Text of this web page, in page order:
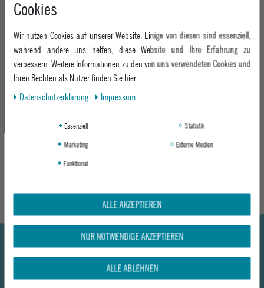
Innenliegende Taschen für Kabel und Ladegeräte
Großes Front-Organizerfach
Seperates Front Schuh-Fach
Zwei große seitliche RV-Taschen
Höhenverstellbarer Brustgurt
Komfortable ergonomische Schulterstraps
Premium Urban Fashion Stoff
Material: 100% Polyester
MEHR INFORMATIONEN ZUM EU VERANTWORTLICHEN »
Cookies
Wir nutzen Cookies auf unserer Website. Einige von diesen sind essenziell,
während andere uns helfen, diese Website und Ihre Erfahrung zu
verbessern. Weitere Informationen zu den von uns verwendeten Cookies und
Ihren Rechten als Nutzer finden Sie hier:
Daten­schutz­erklärung
Impressum
Essenziell
Statistik
Marketing
Externe Medien
Funktional
ALLE AKZEPTIEREN
NUR NOTWENDIGE AKZEPTIEREN
ALLE ABLEHNEN